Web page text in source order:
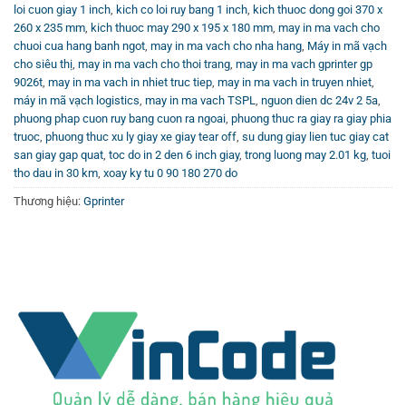
loi cuon giay 1 inch, kich co loi ruy bang 1 inch, kich thuoc dong goi 370 x
260 x 235 mm, kich thuoc may 290 x 195 x 180 mm, may in ma vach cho
chuoi cua hang banh ngot, may in ma vach cho nha hang, Máy in mã vạch
cho siêu thị, may in ma vach cho thoi trang, may in ma vach gprinter gp
9026t, may in ma vach in nhiet truc tiep, may in ma vach in truyen nhiet,
máy in mã vạch logistics, may in ma vach TSPL, nguon dien dc 24v 2 5a,
phuong phap cuon ruy bang cuon ra ngoai, phuong thuc ra giay ra giay phia
truoc, phuong thuc xu ly giay xe giay tear off, su dung giay lien tuc giay cat
san giay gap quat, toc do in 2 den 6 inch giay, trong luong may 2.01 kg, tuoi
tho dau in 30 km, xoay ky tu 0 90 180 270 do
Thương hiệu: Gprinter